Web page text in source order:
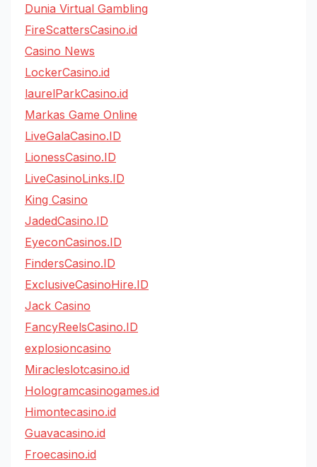
Dunia Virtual Gambling
FireScattersCasino.id
Casino News
LockerCasino.id
laurelParkCasino.id
Markas Game Online
LiveGalaCasino.ID
LionessCasino.ID
LiveCasinoLinks.ID
King Casino
JadedCasino.ID
EyeconCasinos.ID
FindersCasino.ID
ExclusiveCasinoHire.ID
Jack Casino
FancyReelsCasino.ID
explosioncasino
Miracleslotcasino.id
Hologramcasinogames.id
Himontecasino.id
Guavacasino.id
Froecasino.id